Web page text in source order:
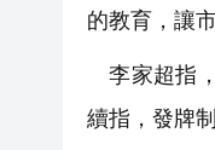
的教育，讓
李家超指
續指，發牌